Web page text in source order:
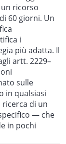
ricorso
60 giorni. Un
i
più adatta. Il
artt. 2229–
sulle
in qualsiasi
ricerca di un
— che
in pochi